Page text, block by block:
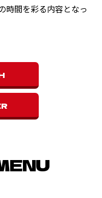
時間を彩る内容となっ